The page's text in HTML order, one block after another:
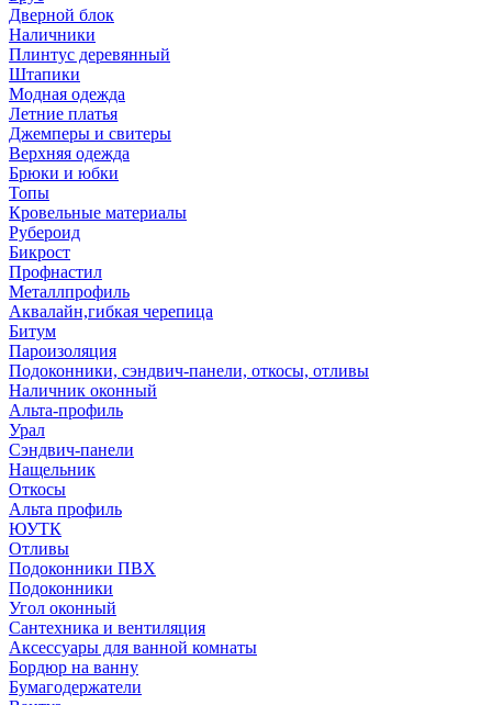
Дверной блок
Наличники
Плинтус деревянный
Штапики
Модная одежда
Летние платья
Джемперы и свитеры
Верхняя одежда
Брюки и юбки
Топы
Кровельные материалы
Рубероид
Бикрост
Профнастил
Металлпрофиль
Аквалайн,гибкая черепица
Битум
Пароизоляция
Подоконники, сэндвич-панели, откосы, отливы
Наличник оконный
Альта-профиль
Урал
Сэндвич-панели
Нащельник
Откосы
Альта профиль
ЮУТК
Отливы
Подоконники ПВХ
Подоконники
Угол оконный
Сантехника и вентиляция
Аксессуары для ванной комнаты
Бордюр на ванну
Бумагодержатели